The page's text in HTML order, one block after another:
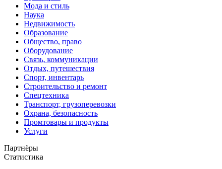
Мода и стиль
Наука
Недвижимость
Образование
Общество, право
Оборудование
Связь, коммуникации
Отдых, путешествия
Спорт, инвентарь
Строительство и ремонт
Спецтехника
Транспорт, грузоперевозки
Охрана, безопасность
Промтовары и продукты
Услуги
Партнёры
Статистика